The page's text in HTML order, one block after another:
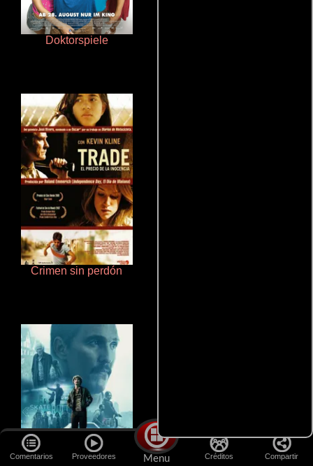
Comentarios Proveedores Menu Créditos Compartir
Doktorspiele
Crimen sin perdón